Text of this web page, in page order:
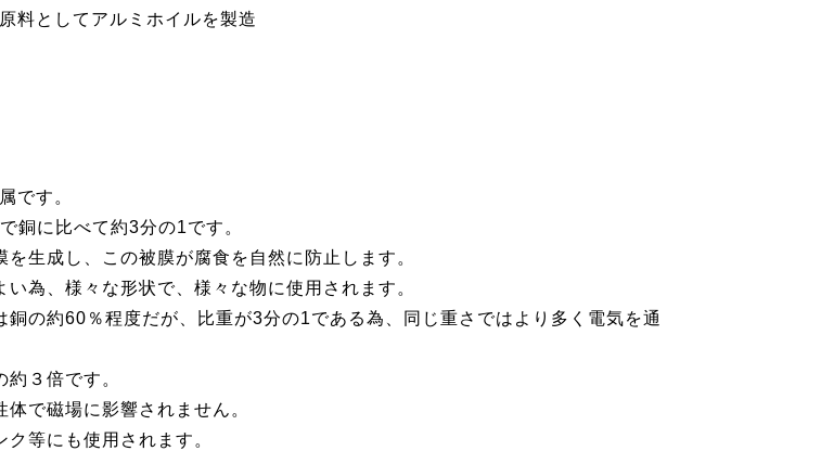
料としてアルミホイルを製造
です。
銅に比べて約3分の1です。
生成し、この被膜が腐食を自然に防止します。
為、様々な形状で、様々な物に使用されます。
の約60％程度だが、比重が3分の1である為、同じ重さではより多く電気を通
３倍です。
で磁場に影響されません。
等にも使用されます。